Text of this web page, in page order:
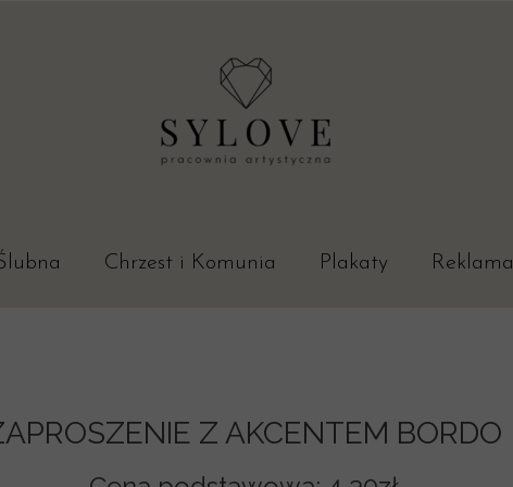
Z AKCENTEM BORDO
Chrzest i Komunia Plakaty Reklama